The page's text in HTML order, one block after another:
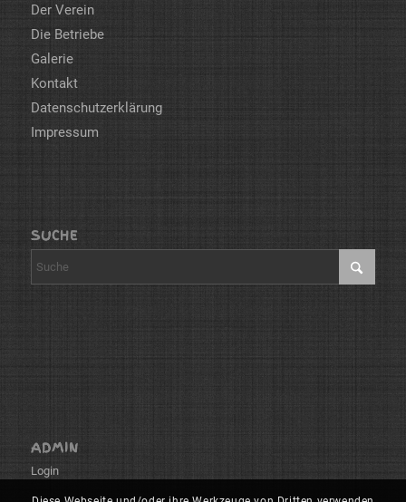
Der Verein
Die Betriebe
Galerie
Kontakt
Datenschutzerklärung
Impressum
SUCHE
ADMIN
Login